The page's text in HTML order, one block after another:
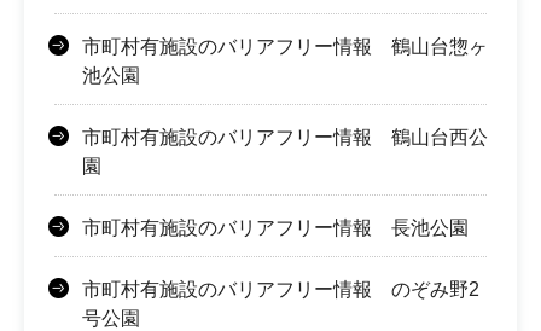
市町村有施設のバリアフリー情報 鶴山台惣ヶ
池公園
市町村有施設のバリアフリー情報 鶴山台西公
園
市町村有施設のバリアフリー情報 長池公園
市町村有施設のバリアフリー情報 のぞみ野2
号公園